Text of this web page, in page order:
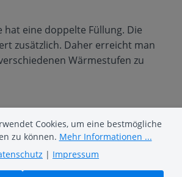
hat eine doppelte Füllung. Die
zusätzlich. Daher erreicht man
Wärmestufen zu
Cookies, um eine bestmögliche
zu können. Mehr Informationen ...
| Impressum